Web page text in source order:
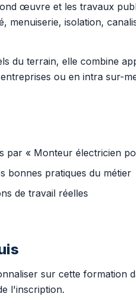
œuvre et les travaux
menuiserie, isolation,
du terrain, elle combine
ou en intra sur-
par « Monteur électricien
bonnes pratiques du métier
de travail réelles
sur cette formation
l'inscription.